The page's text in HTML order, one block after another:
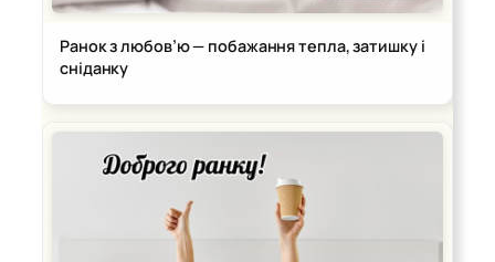
Ранок з любов’ю — побажання тепла, затишку і
сніданку